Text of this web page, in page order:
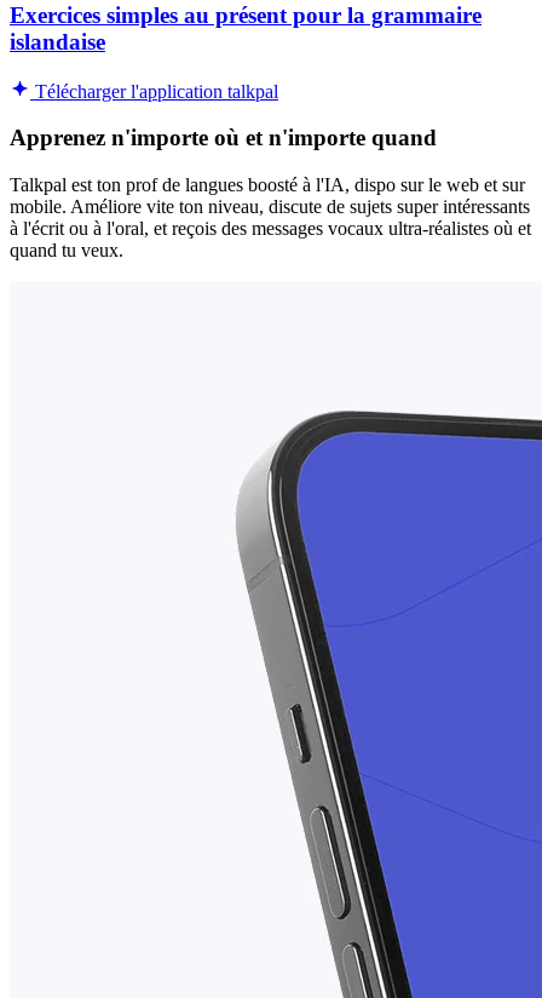
Exercices simples au présent pour la grammaire
islandaise
Télécharger l'application talkpal
Apprenez n'importe où et n'importe quand
Talkpal est ton prof de langues boosté à l'IA, dispo sur le web et sur
mobile. Améliore vite ton niveau, discute de sujets super intéressants
à l'écrit ou à l'oral, et reçois des messages vocaux ultra-réalistes où et
quand tu veux.